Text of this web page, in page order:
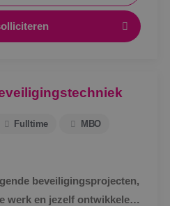
Fulltime MBO
beveiligingsprojecten,
werk en jezelf ontwikkelen